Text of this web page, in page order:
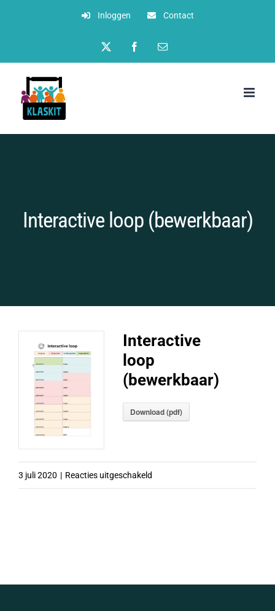
Inloggen Contact
Twitter Facebook
E-
Interactive loop (bewerkbaar)
Interactive
loop
(bewerkbaar)
Download (pdf)
3 juli 2020 | Reacties uitgeschakeld